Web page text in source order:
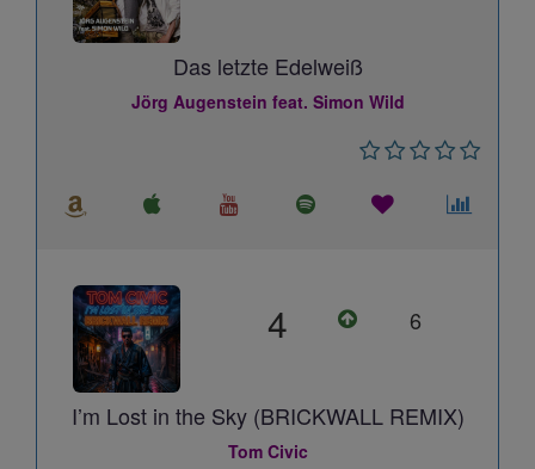
Das letzte Edelweiß
Jörg Augenstein feat. Simon Wild
4 6
I’m Lost in the Sky (BRICKWALL REMIX)
Tom Civic